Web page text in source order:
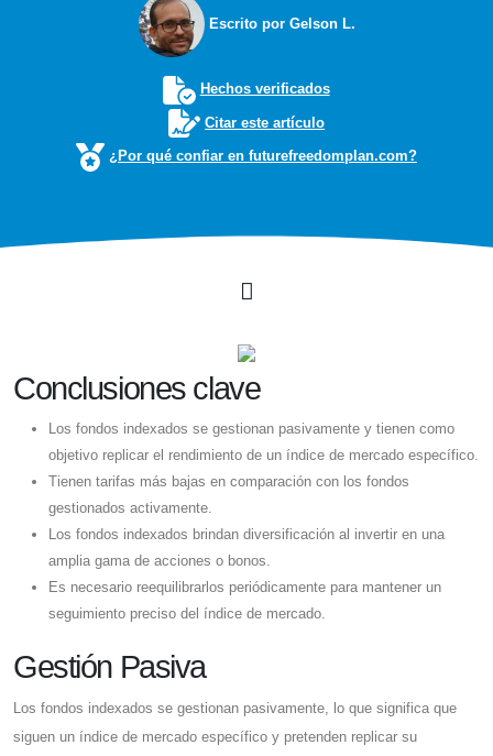
Escrito por Gelson L.
Hechos verificados
Citar este artículo
¿Por qué confiar en futurefreedomplan.com?
Conclusiones clave
Los fondos indexados se gestionan pasivamente y tienen como
objetivo replicar el rendimiento de un índice de mercado específico.
Tienen tarifas más bajas en comparación con los fondos
gestionados activamente.
Los fondos indexados brindan diversificación al invertir en una
amplia gama de acciones o bonos.
Es necesario reequilibrarlos periódicamente para mantener un
seguimiento preciso del índice de mercado.
Gestión Pasiva
Los fondos indexados se gestionan pasivamente, lo que significa que
siguen un índice de mercado específico y pretenden replicar su